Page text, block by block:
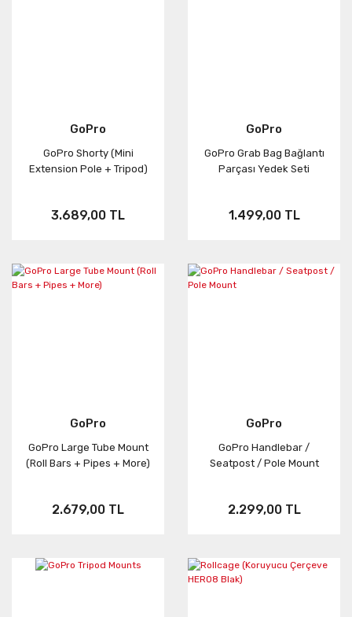
GoPro
GoPro Shorty (Mini
Extension Pole + Tripod)
3.689,00 TL
GoPro
GoPro Grab Bag Bağlantı
Parçası Yedek Seti
1.499,00 TL
GoPro
GoPro Large Tube Mount
(Roll Bars + Pipes + More)
2.679,00 TL
GoPro
GoPro Handlebar /
Seatpost / Pole Mount
2.299,00 TL